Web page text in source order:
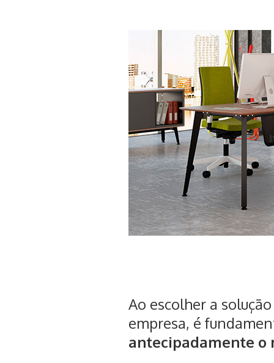
Ao escolher a
empresa, é
antecipadamente o